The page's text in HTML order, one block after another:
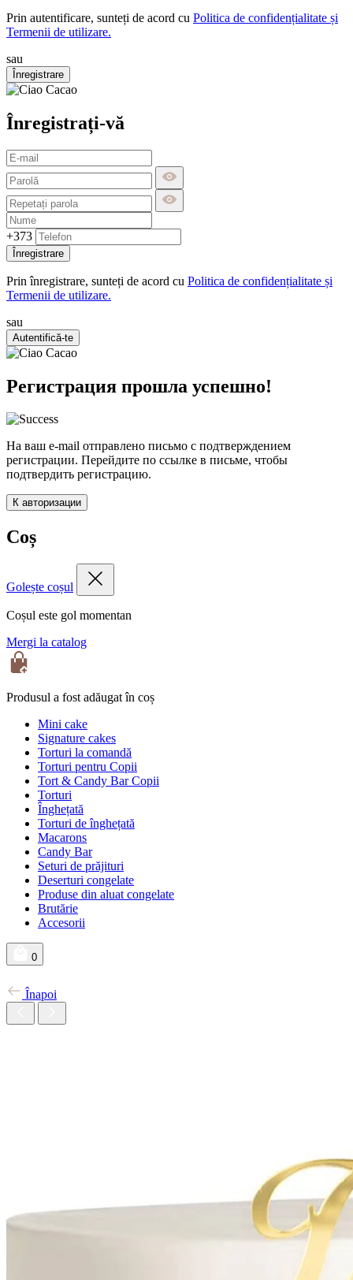
Prin autentificare, sunteți de acord cu Politica de confidențialitate și
Termenii de utilizare.
sau
Înregistrare
Înregistrați-vă
+373
Înregistrare
Prin înregistrare, sunteți de acord cu Politica de confidențialitate și
Termenii de utilizare.
sau
Autentifică-te
Регистрация прошла успешно!
На ваш e-mail отправлено письмо с подтверждением
регистрации. Перейдите по ссылке в письме, чтобы
подтвердить регистрацию.
К авторизации
Coș
Golește coșul
Coșul este gol momentan
Mergi la catalog
Produsul a fost adăugat în coș
Mini cake
Signature cakes
Torturi la comandă
Torturi pentru Copii
Tort & Candy Bar Copii
Torturi
Înghețată
Torturi de înghețată
Macarons
Candy Bar
Seturi de prăjituri
Deserturi congelate
Produse din aluat congelate
Brutărie
Accesorii
0
Înapoi